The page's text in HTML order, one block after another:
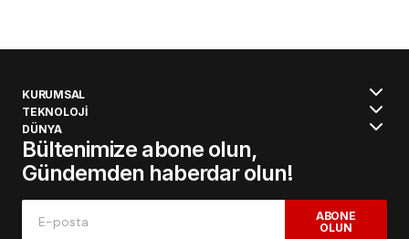
KURUMSAL
TEKNOLOJİ
DÜNYA
Bültenimize abone olun,
Gündemden haberdar olun!
ABONE
OLUN